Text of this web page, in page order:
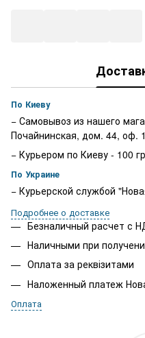
По Киеву
− Самовывоз из нашего
Почайнинская, дом. 44, оф.
− Курьером по Киеву - 100
По Украине
− Курьерской службой
Подробнее о доставке
Безналичный расчет с
Наличными при
Оплата за реквізитами
Наложенный платеж
Оплата